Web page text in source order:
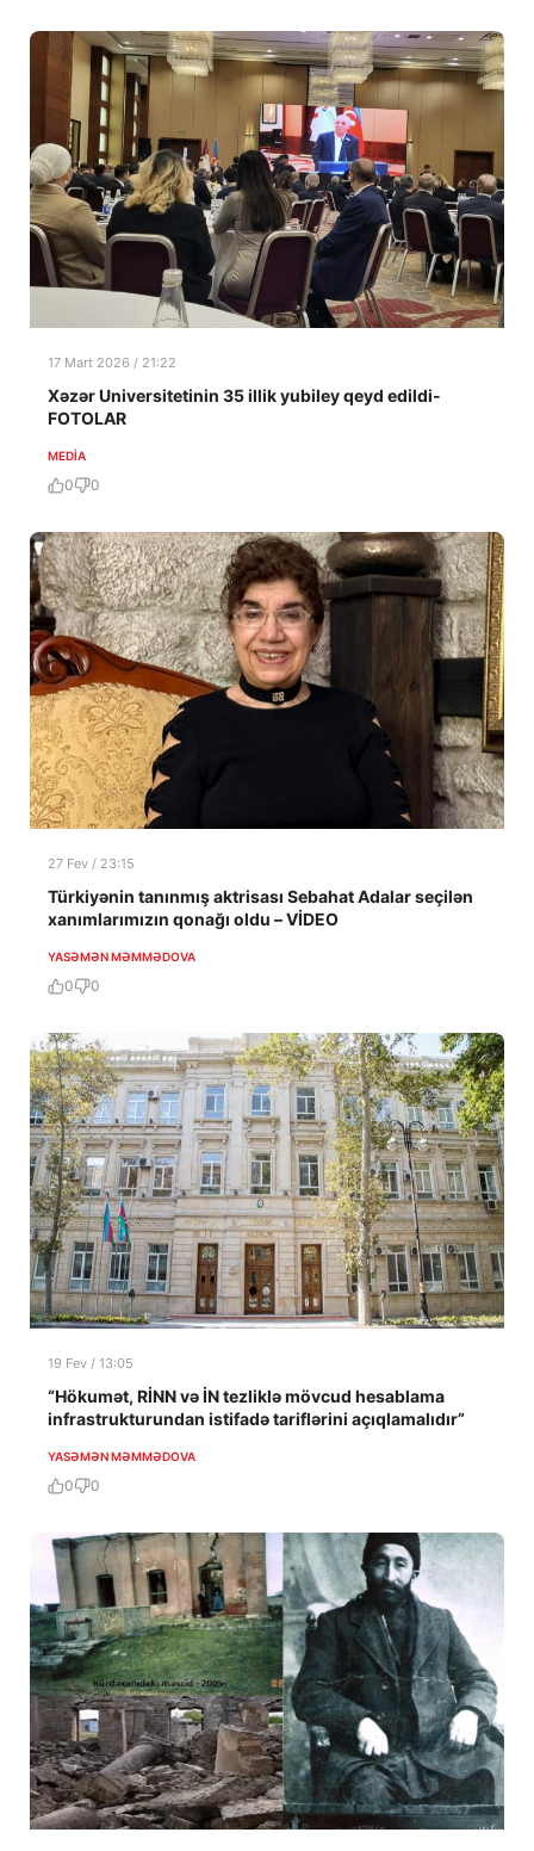
17 Mart 2026 / 21:22
Xəzər Universitetinin 35 illik yubiley qeyd edildi-
FOTOLAR
MEDİA
0 0
27 Fev / 23:15
Türkiyənin tanınmış aktrisası Sebahat Adalar seçilən
xanımlarımızın qonağı oldu – VİDEO
YASƏMƏN MƏMMƏDOVA
0 0
19 Fev / 13:05
“Hökumət, RİNN və İN tezliklə mövcud hesablama
infrastrukturundan istifadə tariflərini açıqlamalıdır”
YASƏMƏN MƏMMƏDOVA
0 0